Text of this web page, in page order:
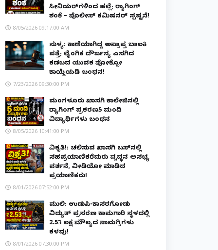
ಸೀನಿಯರ್‌ಗಳಿಂದ ಹಲ್ಲೆ; ರ‌್ಯಾಗಿಂಗ್
ಶಂಕೆ – ಪೊಲೀಸ್ ಕಮಿಷನರ್ ಸ್ಪಷ್ಟನೆ!
8/05/2026 09:17:00 AM
ಸುಳ್ಯ: ಕಾಣೆಯಾಗಿದ್ದ ಅಪ್ರಾಪ್ತ ಬಾಲಕಿ
ಪತ್ತೆ; ಲೈಂಗಿಕ ದೌರ್ಜನ್ಯ ಎಸಗಿದ
ಕಡಬದ ಯುವಕ ಪೋಕ್ಸೋ
ಕಾಯ್ದೆಯಡಿ ಬಂಧನ!
7/23/2026 09:30:00 PM
ಮಂಗಳೂರು ಖಾಸಗಿ ಕಾಲೇಜಿನಲ್ಲಿ
ರ‌್ಯಾಗಿಂಗ್ ಪ್ರಕರಣ5 ಮಂದಿ
ವಿದ್ಯಾರ್ಥಿಗಳು ಬಂಧನ
8/05/2026 10:41:00 PM
ವಿಕೃತಿ!: ಚಲಿಸುವ ಖಾಸಗಿ ಬಸ್‌ನಲ್ಲಿ
ಸಹಪ್ರಯಾಣಿಕರೆದುರು ವೃದ್ಧನ ಅಸಭ್ಯ
ವರ್ತನೆ, ವೀಡಿಯೋ ಮಾಡಿದ
ಪ್ರಯಾಣಿಕರು!
8/01/2026 07:52:00 PM
ಮುಲ್ಕಿ: ಉಡುಪಿ-ಕಾಸರಗೋಡು
ವಿದ್ಯುತ್ ಪ್ರಸರಣ ಕಾಮಗಾರಿ ಸ್ಥಳದಲ್ಲಿ
₹2.53 ಲಕ್ಷ ಮೌಲ್ಯದ ಸಾಮಗ್ರಿಗಳು
ಕಳವು!
8/01/2026 07:30:00 PM